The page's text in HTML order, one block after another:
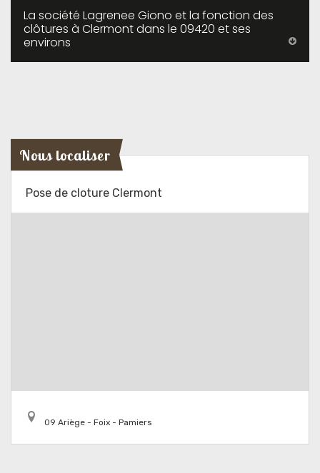
La société Lagrenee Giono et la fonction des
clôtures à Clermont dans le 09420 et ses
environs
Nous localiser
Pose de cloture Clermont
09 Ariège - Foix - Pamiers